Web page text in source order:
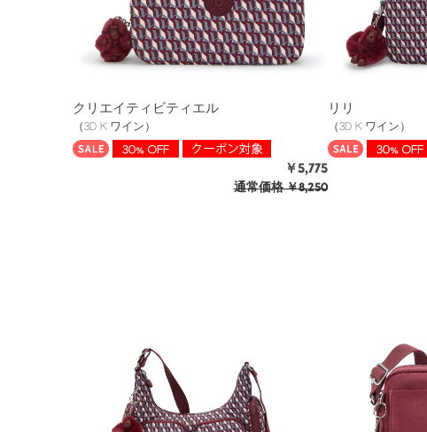
クリエイティビティエル
（3D K ワイン）
￥5,775
通常価格￥8,250
リリ
（3D K ワイン）